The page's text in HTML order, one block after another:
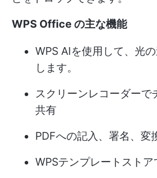
WPS Office の主な機能
WPS AIを使用して、光
します。
スクリーンレコーダーで
共有
PDFへの記入、署名、変
WPSテンプレートスト